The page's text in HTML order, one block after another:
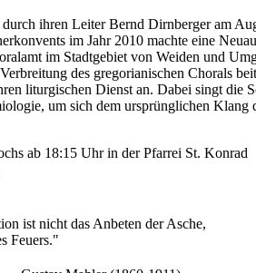
ihren Leiter Bernd Dirnberger am
im Jahr 2010 machte eine
im Stadtgebiet von Weiden und
des gregorianischen Chorals
liturgischen Dienst an. Dabei singt die
um sich dem ursprünglichen Klang
ab 18:15 Uhr in der Pfarrei St. Konrad
ist nicht das Anbeten der Asche,
Feuers."